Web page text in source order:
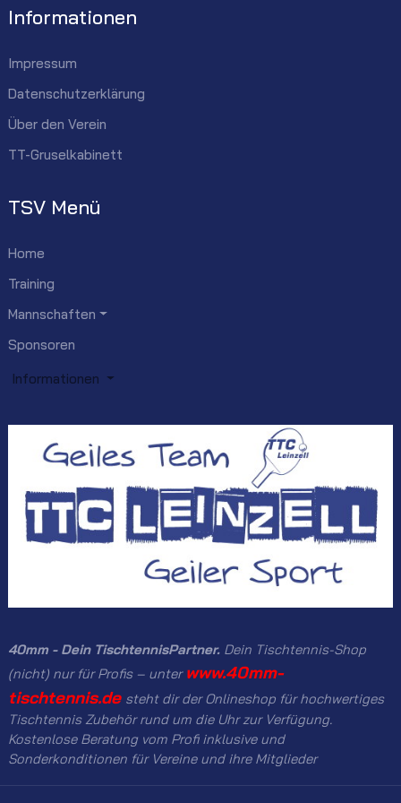
Informationen
Impressum
Datenschutzerklärung
Über den Verein
TT-Gruselkabinett
TSV Menü
Home
Training
Mannschaften
Sponsoren
Informationen
40mm - Dein TischtennisPartner. Dein Tischtennis-Shop
(nicht) nur für Profis – unter www.40mm-
tischtennis.de steht dir der Onlineshop für hochwertiges
Tischtennis Zubehör rund um die Uhr zur Verfügung.
Kostenlose Beratung vom Profi inklusive und
Sonderkonditionen für Vereine und ihre Mitglieder